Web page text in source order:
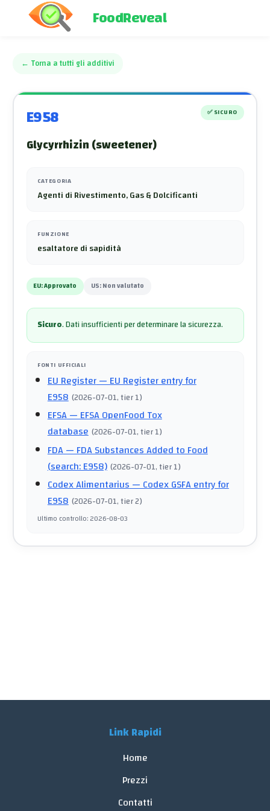
FoodReveal
← Torna a tutti gli additivi
E958 ✅SICURO
Glycyrrhizin (sweetener)
CATEGORIA
Agenti di Rivestimento, Gas & Dolcificanti
FUNZIONE
esaltatore di sapidità
EU:Approvato US:Non valutato
Sicuro.Dati insufficienti per determinare la sicurezza.
FONTI UFFICIALI
EU Register— EU Register entry for
E958 (2026-07-01, tier 1)
EFSA— EFSA OpenFood Tox
database (2026-07-01, tier 1)
FDA— FDA Substances Added to Food
(search: E958) (2026-07-01, tier 1)
Codex Alimentarius— Codex GSFA entry for
E958 (2026-07-01, tier 2)
Ultimo controllo:2026-08-03
Link Rapidi
Home
Prezzi
Contatti